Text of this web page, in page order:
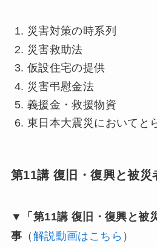
災害対策の時系列
災害救助法
仮設住宅の提供
災害弔慰金法
義援金・救援物資
東日本大震災においてと
第11講 復旧・復興と被災
▼「第11講 復旧・復興と被
事 （ 解説動画はこちら ）